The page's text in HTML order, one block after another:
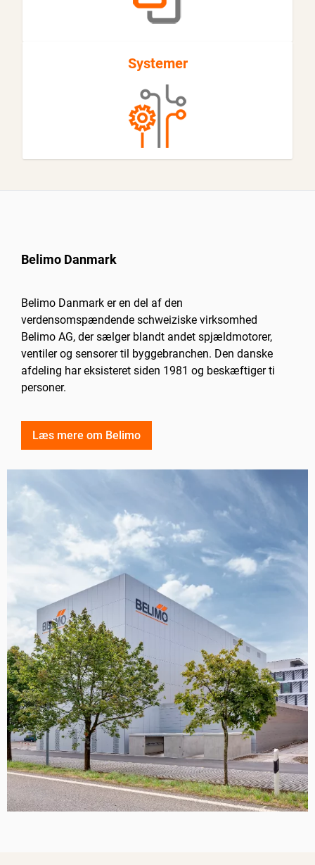
Systemer
Belimo Danmark
Belimo Danmark er en del af den
verdensomspændende schweiziske virksomhed
Belimo AG, der sælger blandt andet spjældmotorer,
ventiler og sensorer til byggebranchen. Den danske
afdeling har eksisteret siden 1981 og beskæftiger ti
personer.
Læs mere om Belimo